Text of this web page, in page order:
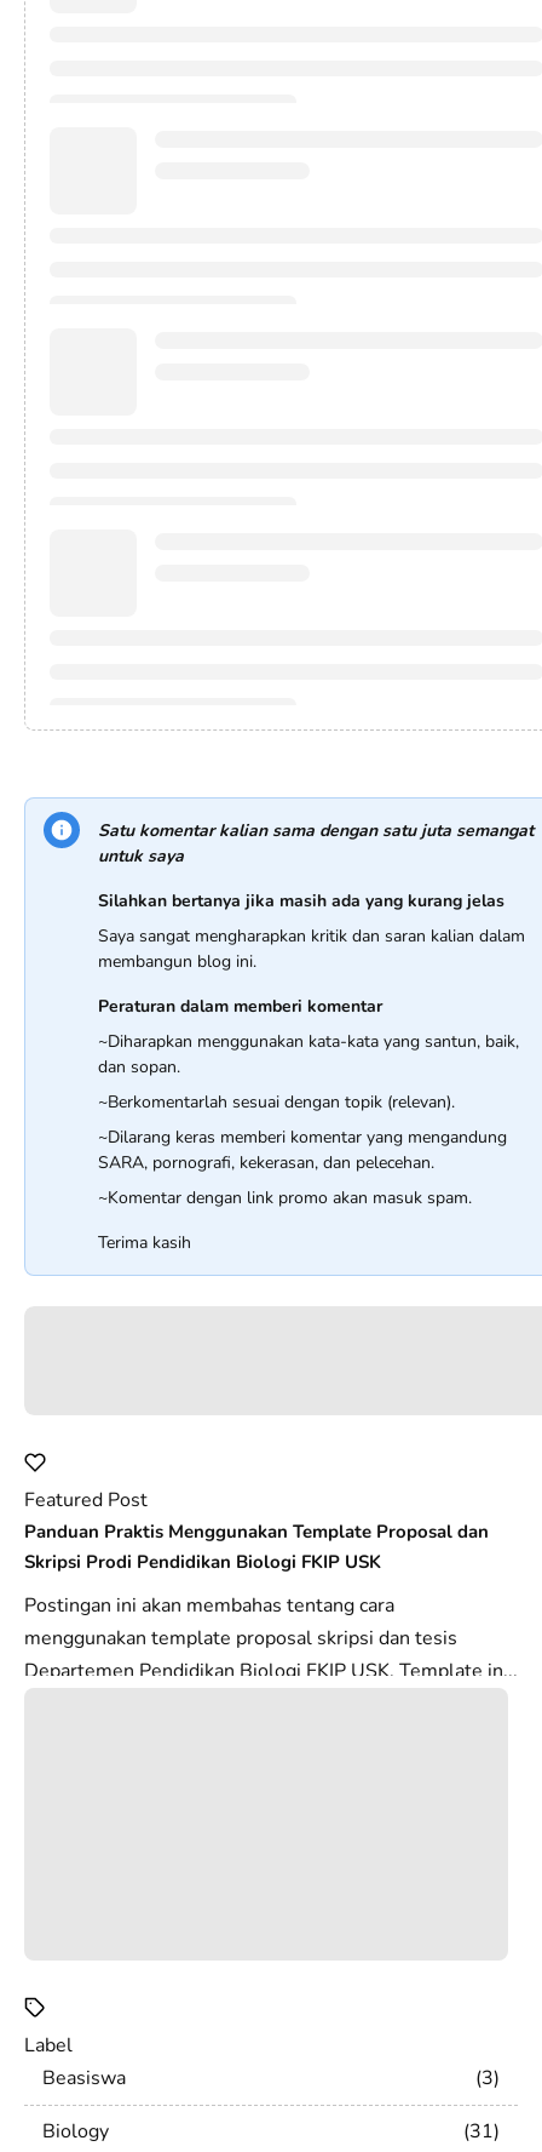
Satu komentar kalian sama dengan satu juta semangat
untuk saya
Silahkan bertanya jika masih ada yang kurang jelas
Saya sangat mengharapkan kritik dan saran kalian dalam
membangun blog ini.
Peraturan dalam memberi komentar
~Diharapkan menggunakan kata-kata yang santun, baik,
dan sopan.
~Berkomentarlah sesuai dengan topik (relevan).
~Dilarang keras memberi komentar yang mengandung
SARA, pornografi, kekerasan, dan pelecehan.
~Komentar dengan link promo akan masuk spam.
Terima kasih
Featured Post
Panduan Praktis Menggunakan Template Proposal dan
Skripsi Prodi Pendidikan Biologi FKIP USK
Postingan ini akan membahas tentang cara
menggunakan template proposal skripsi dan tesis
Departemen Pendidikan Biologi FKIP USK. Template in...
Label
Beasiswa
3
Biology
31